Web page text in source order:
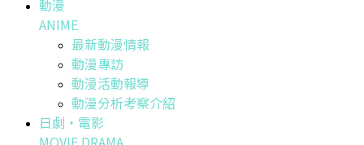
動漫
ANIME
最新動漫情報
動漫專訪
動漫活動報導
動漫分析考察介紹
日劇・電影